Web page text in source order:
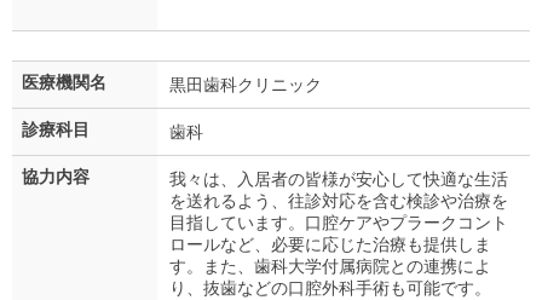
医療機関名 黒田歯科クリニック
診療科目 歯科
協力内容
我々は、入居者の皆様が安心して快適な生活
を送れるよう、往診対応を含む検診や治療を
目指しています。口腔ケアやプラークコント
ロールなど、必要に応じた治療も提供しま
す。また、歯科大学付属病院との連携によ
り、抜歯などの口腔外科手術も可能です。